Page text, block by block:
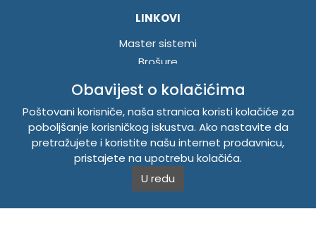
LINKOVI
Master sistemi
Brošure
INFORMACIJE
Politika o kolačićima
Uslovi korištenja
Politika privatnosti
Obavijest o kolačićima
Poštovani korisniče, naša stranica koristi kolačiće za
poboljšanje korisničkog iskustva. Ako nastavite da
pretražujete i koristite našu internet prodavnicu,
pristajete na upotrebu kolačića.
U redu